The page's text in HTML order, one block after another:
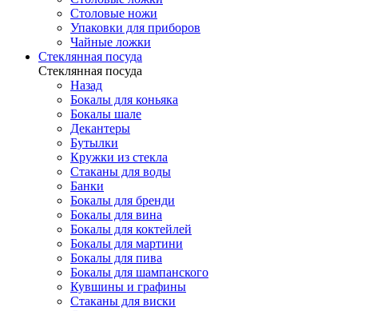
Столовые ножи
Упаковки для приборов
Чайные ложки
Стеклянная посуда
Стеклянная посуда
Назад
Бокалы для коньяка
Бокалы шале
Декантеры
Бутылки
Кружки из стекла
Стаканы для воды
Банки
Бокалы для бренди
Бокалы для вина
Бокалы для коктейлей
Бокалы для мартини
Бокалы для пива
Бокалы для шампанского
Кувшины и графины
Стаканы для виски